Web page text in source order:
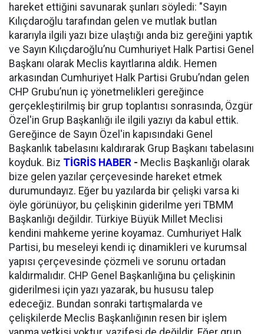
hareket ettiğini savunarak şunları söyledi: "Sayın
Kılıçdaroğlu tarafından gelen ve mutlak butlan
kararıyla ilgili yazı bize ulaştığı anda biz gereğini yaptık
ve Sayın Kılıçdaroğlu’nu Cumhuriyet Halk Partisi Genel
Başkanı olarak Meclis kayıtlarına aldık. Hemen
arkasından Cumhuriyet Halk Partisi Grubu’ndan gelen
CHP Grubu’nun iç yönetmelikleri gereğince
gerçekleştirilmiş bir grup toplantısı sonrasında, Özgür
Özel'in Grup Başkanlığı ile ilgili yazıyı da kabul ettik.
Gereğince de Sayın Özel'in kapısındaki Genel
Başkanlık tabelasını kaldırarak Grup Başkanı tabelasını
koyduk. Biz TİGRİS HABER - Meclis Başkanlığı olarak
bize gelen yazılar çerçevesinde hareket etmek
durumundayız. Eğer bu yazılarda bir çelişki varsa ki
öyle görünüyor, bu çelişkinin giderilme yeri TBMM
Başkanlığı değildir. Türkiye Büyük Millet Meclisi
kendini mahkeme yerine koyamaz. Cumhuriyet Halk
Partisi, bu meseleyi kendi iç dinamikleri ve kurumsal
yapısı çerçevesinde çözmeli ve sorunu ortadan
kaldırmalıdır. CHP Genel Başkanlığına bu çelişkinin
giderilmesi için yazı yazarak, bu hususu talep
edeceğiz. Bundan sonraki tartışmalarda ve
çelişkilerde Meclis Başkanlığının resen bir işlem